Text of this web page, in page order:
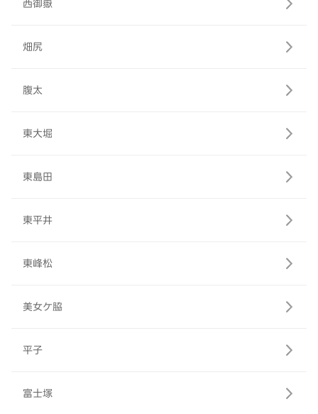
西御嶽
畑尻
腹太
東大堀
東島田
東平井
東峰松
美女ケ脇
平子
富士塚